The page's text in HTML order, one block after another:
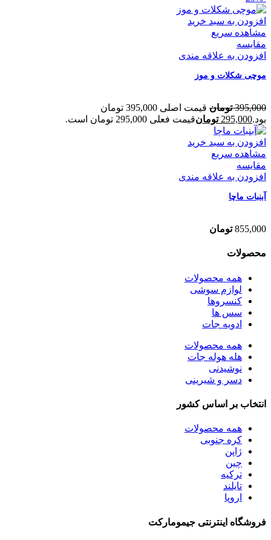
افزودن به سبد خرید
مشاهده سریع
مقایسه
افزودن به علاقه مندی
موچی شکلات و موز
395,000 تومان
قیمت اصلی 395,000 تومان
بود.295,000 تومانقیمت فعلی 295,000 تومان است.
افزودن به سبد خرید
مشاهده سریع
مقایسه
افزودن به علاقه مندی
آبنبات ماچا
855,000 تومان
محصولات
همه محصولات
لوازم سوشی
کنسروها
سس ها
ادویه جات
همه محصولات
هله هوله جات
نوشیدنی
دسر و شیرینی
انتخاب بر اساس کشور
همه محصولات
کره جنوبی
ژاپن
چین
ترکیه
تایلند
اروپا
فروشگاه اینترنتی جیمومارکت